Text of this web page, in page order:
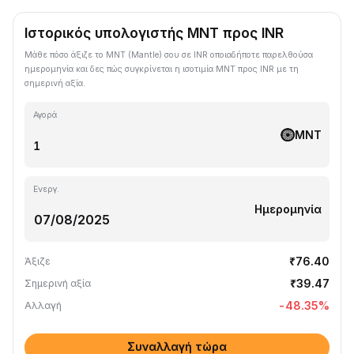
Ιστορικός υπολογιστής MNT προς INR
Μάθε πόσο άξιζε το MNT (Mantle) σου σε INR οποιαδήποτε παρελθούσα
ημερομηνία και δες πώς συγκρίνεται η ισοτιμία MNT προς INR με τη
σημερινή αξία.
Αγορά
MNT
Ενεργ.
Ημερομηνία
Άξιζε ₹76.40
Σημερινή αξία ₹39.47
Αλλαγή -48.35%
Συναλλαγή τώρα